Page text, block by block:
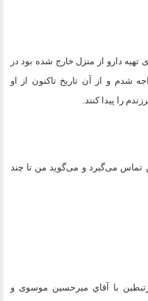
شنبه 13/4/88 ساعت 13:45 برای تهیه دارو از منزل خارج شده بود در
شدم و از آن تاریخ تاکنون از او
را پیدا کنند.
تماس می‌گیرد و می‌گوید من تا چند
با آقاي میرحسین موسوی و